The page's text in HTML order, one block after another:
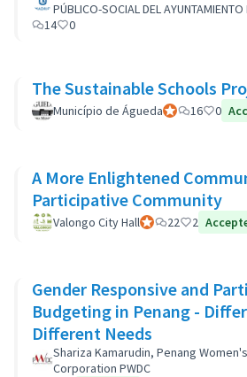
PÚBLICO-SOCIAL DEL AYUNTAMIENTO
14
0
The Sustainable Schools
Município de ÁguedaParticipant
16 0
A More Enlightened
Participative Community
Valongo City HallParticipant officiel
22 2
Gender Responsive and
Budgeting in Penang -
Different Needs
Shariza Kamarudin, Penang
Corporation PWDC